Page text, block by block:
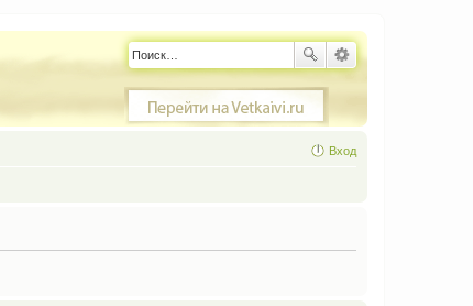
Вход